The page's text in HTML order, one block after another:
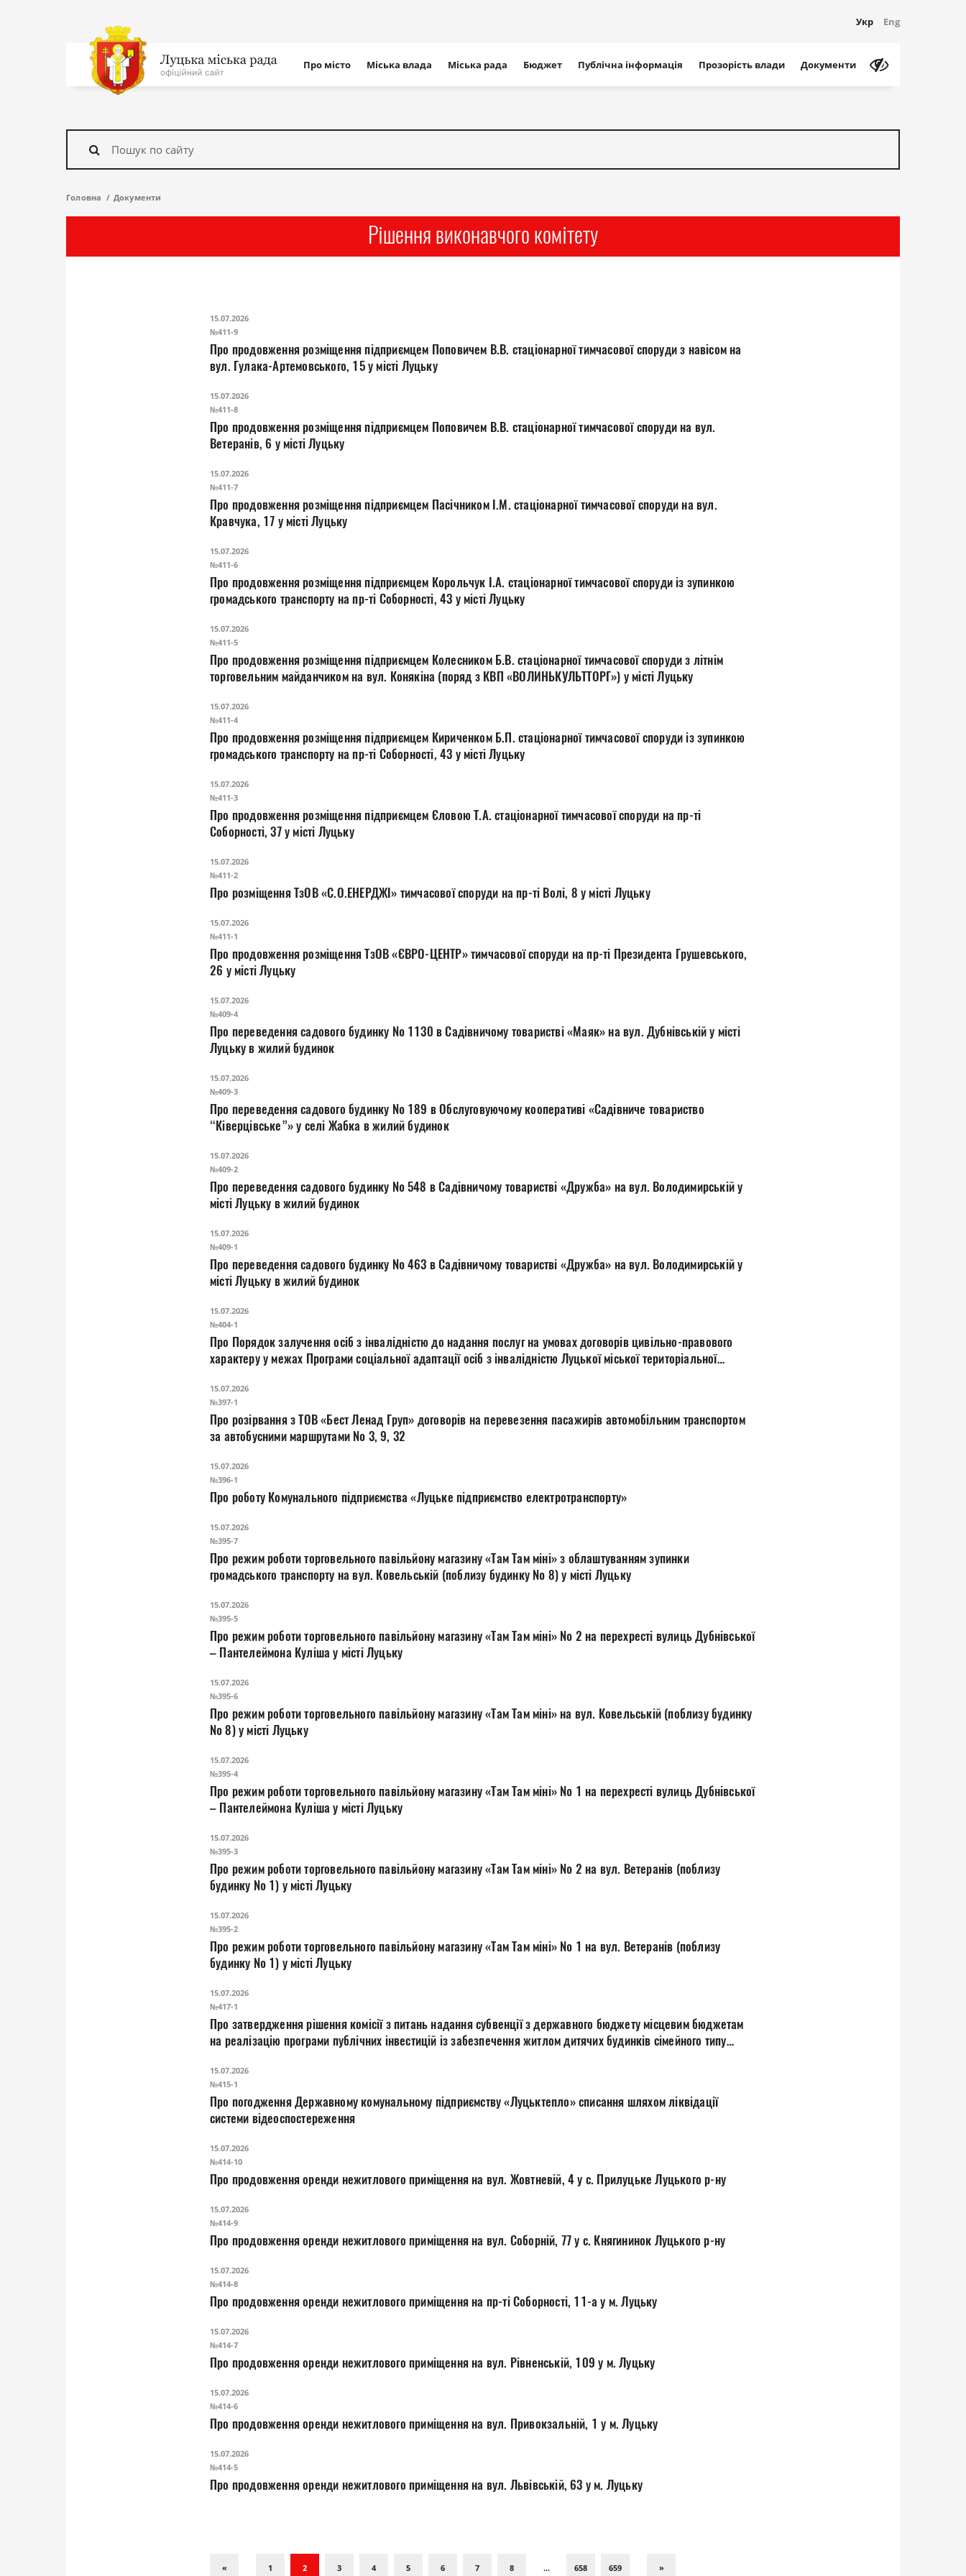
Укр Eng
На
головну
сайту
Про місто Міська влада Міська рада Бюджет Публічна інформація Прозорість влади Документи
Знайти
Головна Документи
Рішення виконавчого комітету
15.07.2026
№411-9
Про продовження розміщення підприємцем Поповичем В.В. стаціонарної тимчасової споруди з навісом на
вул. Гулака-Артемовського, 15 у місті Луцьку
15.07.2026
№411-8
Про продовження розміщення підприємцем Поповичем В.В. стаціонарної тимчасової споруди на вул.
Ветеранів, 6 у місті Луцьку
15.07.2026
№411-7
Про продовження розміщення підприємцем Пасічником І.М. стаціонарної тимчасової споруди на вул.
Кравчука, 17 у місті Луцьку
15.07.2026
№411-6
Про продовження розміщення підприємцем Корольчук І.А. стаціонарної тимчасової споруди із зупинкою
громадського транспорту на пр-ті Соборності, 43 у місті Луцьку
15.07.2026
№411-5
Про продовження розміщення підприємцем Колесником Б.В. стаціонарної тимчасової споруди з літнім
торговельним майданчиком на вул. Конякіна (поряд з КВП «ВОЛИНЬКУЛЬТТОРГ») у місті Луцьку
15.07.2026
№411-4
Про продовження розміщення підприємцем Кириченком Б.П. стаціонарної тимчасової споруди із зупинкою
громадського транспорту на пр-ті Соборності, 43 у місті Луцьку
15.07.2026
№411-3
Про продовження розміщення підприємцем Єловою Т.А. стаціонарної тимчасової споруди на пр-ті
Соборності, 37 у місті Луцьку
15.07.2026
№411-2
Про розміщення ТзОВ «С.О.ЕНЕРДЖІ» тимчасової споруди на пр-ті Волі, 8 у місті Луцьку
15.07.2026
№411-1
Про продовження розміщення ТзОВ «ЄВРО-ЦЕНТР» тимчасової споруди на пр-ті Президента Грушевського,
26 у місті Луцьку
15.07.2026
№409-4
Про переведення садового будинку № 1130 в Садівничому товаристві «Маяк» на вул. Дубнівській у місті
Луцьку в жилий будинок
15.07.2026
№409-3
Про переведення садового будинку № 189 в Обслуговуючому кооперативі «Садівниче товариство
“Ківерцівське”» у селі Жабка в жилий будинок
15.07.2026
№409-2
Про переведення садового будинку № 548 в Садівничому товаристві «Дружба» на вул. Володимирській у
місті Луцьку в жилий будинок
15.07.2026
№409-1
Про переведення садового будинку № 463 в Садівничому товаристві «Дружба» на вул. Володимирській у
місті Луцьку в жилий будинок
15.07.2026
№404-1
Про Порядок залучення осіб з інвалідністю до надання послуг на умовах договорів цивільно-правового
характеру у межах Програми соціальної адаптації осіб з інвалідністю Луцької міської територіальної
15.07.2026
№397-1
Про розірвання з ТОВ «Бест Ленад Груп» договорів на перевезення пасажирів автомобільним транспортом
за автобусними маршрутами № 3, 9, 32
15.07.2026
№396-1
Про роботу Комунального підприємства «Луцьке підприємство електротранспорту»
15.07.2026
№395-7
Про режим роботи торговельного павільйону магазину «Там Там міні» з облаштуванням зупинки
громадського транспорту на вул. Ковельській (поблизу будинку № 8) у місті Луцьку
15.07.2026
№395-5
Про режим роботи торговельного павільйону магазину «Там Там міні» № 2 на перехресті вулиць Дубнівської
– Пантелеймона Куліша у місті Луцьку
15.07.2026
№395-6
Про режим роботи торговельного павільйону магазину «Там Там міні» на вул. Ковельській (поблизу будинку
№ 8) у місті Луцьку
15.07.2026
№395-4
Про режим роботи торговельного павільйону магазину «Там Там міні» № 1 на перехресті вулиць Дубнівської
– Пантелеймона Куліша у місті Луцьку
15.07.2026
№395-3
Про режим роботи торговельного павільйону магазину «Там Там міні» № 2 на вул. Ветеранів (поблизу
будинку № 1) у місті Луцьку
15.07.2026
№395-2
Про режим роботи торговельного павільйону магазину «Там Там міні» № 1 на вул. Ветеранів (поблизу
будинку № 1) у місті Луцьку
15.07.2026
№417-1
Про затвердження рішення комісії з питань надання субвенції з державного бюджету місцевим бюджетам
на реалізацію програми публічних інвестицій із забезпечення житлом дитячих будинків сімейного типу
15.07.2026
№415-1
Про погодження Державному комунальному підприємству «Луцьктепло» списання шляхом ліквідації
системи відеоспостереження
15.07.2026
№414-10
Про продовження оренди нежитлового приміщення на вул. Жовтневій, 4 у с. Прилуцьке Луцького р-ну
15.07.2026
№414-9
Про продовження оренди нежитлового приміщення на вул. Соборній, 77 у с. Княгининок Луцького р-ну
15.07.2026
№414-8
Про продовження оренди нежитлового приміщення на пр-ті Соборності, 11-а у м. Луцьку
15.07.2026
№414-7
Про продовження оренди нежитлового приміщення на вул. Рівненській, 109 у м. Луцьку
15.07.2026
№414-6
Про продовження оренди нежитлового приміщення на вул. Привокзальній, 1 у м. Луцьку
15.07.2026
№414-5
Про продовження оренди нежитлового приміщення на вул. Львівській, 63 у м. Луцьку
« 1 2 3 4 5 6 7 8 ... 658 659 »